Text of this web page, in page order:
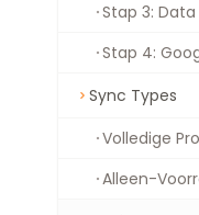
Stap 3:
Stap 4:
Sync Types
Volledige
Alleen-